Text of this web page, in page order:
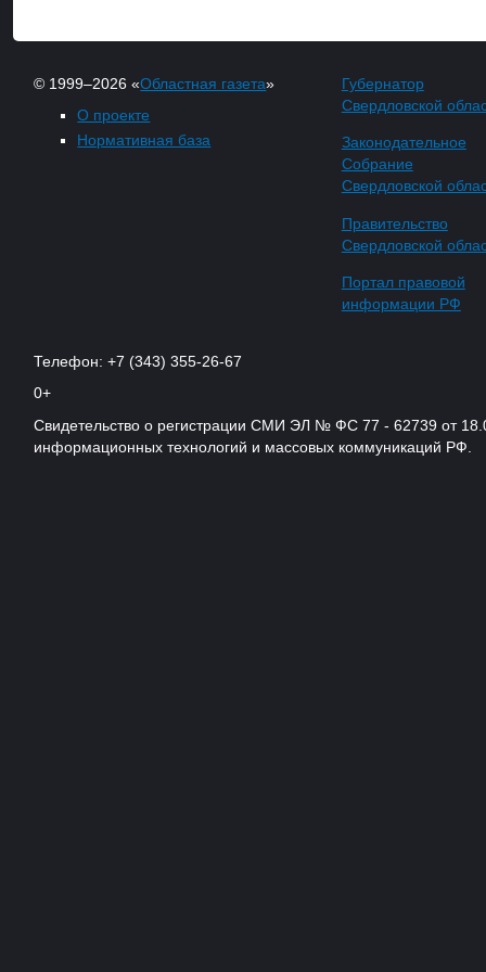
© 1999–2026 «Областная газета»
О проекте
Нормативная база
Губернатор
Свердловской
Законодательное
Собрание
Свердловской
Правительство
Свердловской
Портал правовой
информации РФ
Телефон: +7 (343) 355-26-67
0+
Свидетельство о регистрации СМИ ЭЛ № ФС 77 - 62739 от
информационных технологий и массовых коммуникаций РФ.